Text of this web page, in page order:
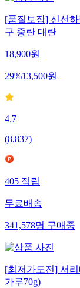
[품질보장] 신선
구 중란 대란
18,900원
29%13,500원
4.7
(8,837)
405 적립
무료배송
341,578명 구매중
[최저가도전] 서
가루70g)